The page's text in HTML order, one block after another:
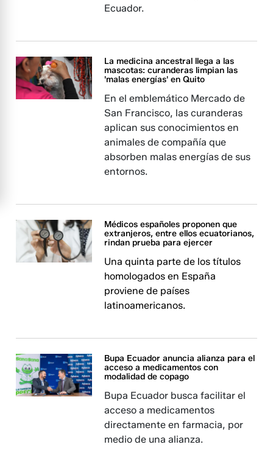
Ecuador.
La medicina ancestral llega a las
mascotas: curanderas limpian las
'malas energías' en Quito
En el emblemático Mercado de
San Francisco, las curanderas
aplican sus conocimientos en
animales de compañía que
absorben malas energías de sus
entornos.
Médicos españoles proponen que
extranjeros, entre ellos ecuatorianos,
rindan prueba para ejercer
Una quinta parte de los títulos
homologados en España
proviene de países
latinoamericanos.
Bupa Ecuador anuncia alianza para el
acceso a medicamentos con
modalidad de copago
Bupa Ecuador busca facilitar el
acceso a medicamentos
directamente en farmacia, por
medio de una alianza.